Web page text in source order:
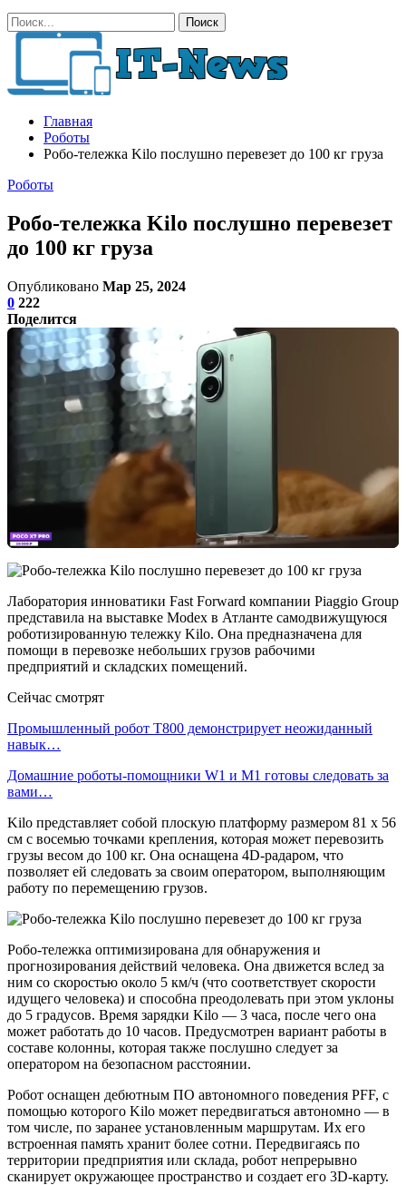
Главная
Роботы
Робо-тележка Kilo послушно перевезет до 100 кг груза
Роботы
Робо-тележка Kilo послушно перевезет
до 100 кг груза
Опубликовано Мар 25, 2024
0 222
Поделится
Лаборатория инноватики Fast Forward компании Piaggio Group
представила на выставке Modex в Атланте самодвижущуюся
роботизированную тележку Kilo. Она предназначена для
помощи в перевозке небольших грузов рабочими
предприятий и складских помещений.
Сейчас смотрят
Промышленный робот Т800 демонстрирует неожиданный
навык…
Домашние роботы-помощники W1 и M1 готовы следовать за
вами…
Kilo представляет собой плоскую платформу размером 81 х 56
см с восемью точками крепления, которая может перевозить
грузы весом до 100 кг. Она оснащена 4D-радаром, что
позволяет ей следовать за своим оператором, выполняющим
работу по перемещению грузов.
Робо-тележка оптимизирована для обнаружения и
прогнозирования действий человека. Она движется вслед за
ним со скоростью около 5 км/ч (что соответствует скорости
идущего человека) и способна преодолевать при этом уклоны
до 5 градусов. Время зарядки Kilo — 3 часа, после чего она
может работать до 10 часов. Предусмотрен вариант работы в
составе колонны, которая также послушно следует за
оператором на безопасном расстоянии.
Робот оснащен дебютным ПО автономного поведения PFF, с
помощью которого Kilo может передвигаться автономно — в
том числе, по заранее установленным маршрутам. Их его
встроенная память хранит более сотни. Передвигаясь по
территории предприятия или склада, робот непрерывно
сканирует окружающее пространство и создает его 3D-карту.